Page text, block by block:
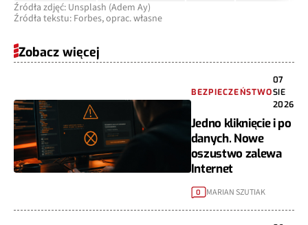
Źródła zdjęć: Unsplash (Adem Ay)
Źródła tekstu: Forbes, oprac. własne
Zobacz więcej
BEZPIECZEŃSTWO
07
SIE
2026
Jedno kliknięcie i po
danych. Nowe
oszustwo zalewa
Internet
0 MARIAN SZUTIAK